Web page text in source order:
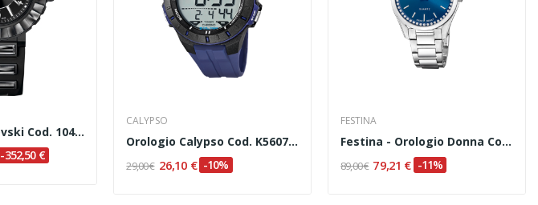
Orologio Swarovski Cod. 1049643
-352,50 €
CALYPSO
Orologio Calypso Cod. K5607/2
29,00 € 26,10 € -10%
FESTINA
Festina - Orologio Donna Codice F20583/3
89,00 € 79,21 € -11%